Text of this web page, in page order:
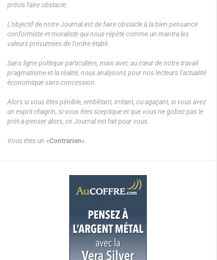
précis faire obstacle.
L’objectif de notre Journal est de faire obstacle à la bien pensance
conformiste et moraliste qui nous répète comme un mantra les
valeurs présumées de l’ordre établi.
Sans ligne politique particulière, mais avec au cœur de notre travail
pragmatisme et la réalité, nous analysons pour nos lecteurs l’actualité
économique sans concession.
Alors si vous êtes pénible, embêtant, irritant, ou agaçant, si vous avez
un esprit chagrin, si vous êtes sceptique et que vous ne gobez pas le
prêt-à-penser alors, ce Journal est fait pour vous.
Vous êtes un «Contrarien».